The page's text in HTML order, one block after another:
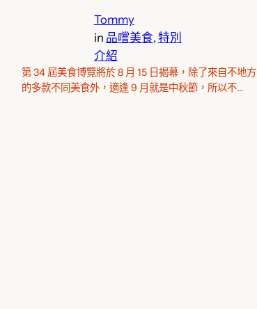
Tommy
in 品嚐美食, 特別
介紹
第 34 屆美食博覽將於 8 月 15 日揭幕，除了來自不地方
的多款不同美食外，適逢 9 月就是中秋節，所以不…